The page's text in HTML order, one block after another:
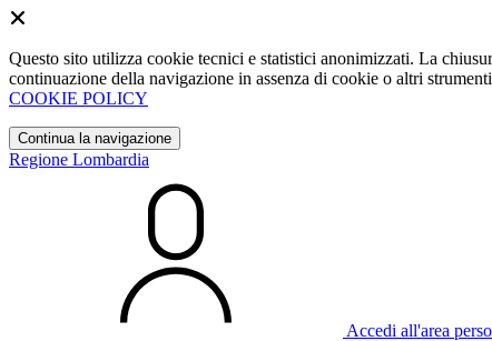
Questo sito utilizza cookie tecnici e statistici anonimizzati. La
continuazione della navigazione in assenza di cookie o altri
COOKIE POLICY
Continua la navigazione
Regione Lombardia
Accedi all'area